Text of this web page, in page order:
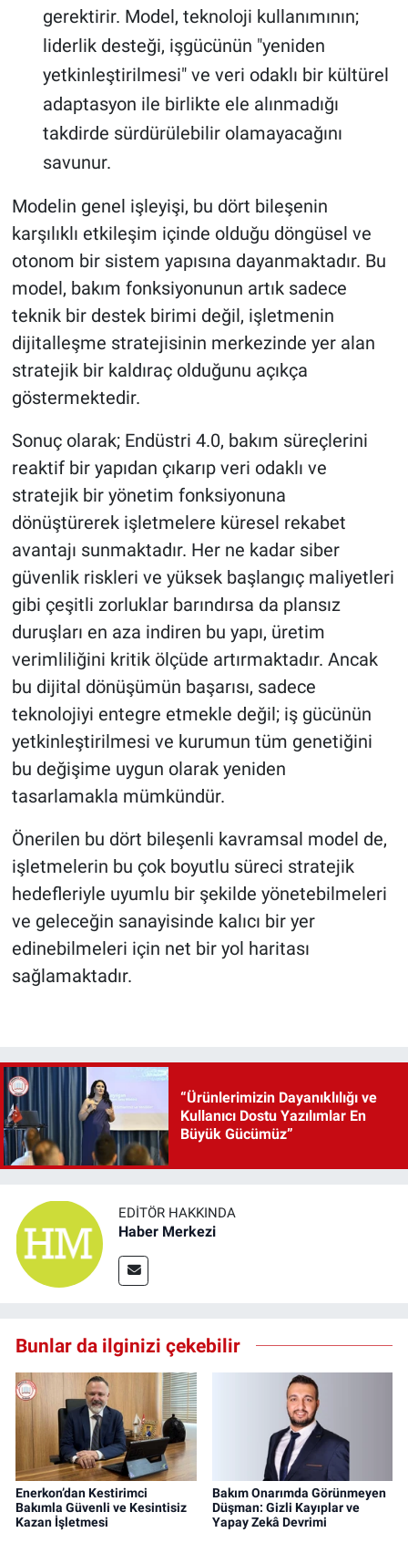
gerektirir. Model, teknoloji kullanımının;
liderlik desteği, işgücünün "yeniden
yetkinleştirilmesi" ve veri odaklı bir kültürel
adaptasyon ile birlikte ele alınmadığı
takdirde sürdürülebilir olamayacağını
savunur.
Modelin genel işleyişi, bu dört bileşenin
karşılıklı etkileşim içinde olduğu döngüsel ve
otonom bir sistem yapısına dayanmaktadır. Bu
model, bakım fonksiyonunun artık sadece
teknik bir destek birimi değil, işletmenin
dijitalleşme stratejisinin merkezinde yer alan
stratejik bir kaldıraç olduğunu açıkça
göstermektedir.
Sonuç olarak; Endüstri 4.0, bakım süreçlerini
reaktif bir yapıdan çıkarıp veri odaklı ve
stratejik bir yönetim fonksiyonuna
dönüştürerek işletmelere küresel rekabet
avantajı sunmaktadır. Her ne kadar siber
güvenlik riskleri ve yüksek başlangıç maliyetleri
gibi çeşitli zorluklar barındırsa da plansız
duruşları en aza indiren bu yapı, üretim
verimliliğini kritik ölçüde artırmaktadır. Ancak
bu dijital dönüşümün başarısı, sadece
teknolojiyi entegre etmekle değil; iş gücünün
yetkinleştirilmesi ve kurumun tüm genetiğini
bu değişime uygun olarak yeniden
tasarlamakla mümkündür.
Önerilen bu dört bileşenli kavramsal model de,
işletmelerin bu çok boyutlu süreci stratejik
hedefleriyle uyumlu bir şekilde yönetebilmeleri
ve geleceğin sanayisinde kalıcı bir yer
edinebilmeleri için net bir yol haritası
sağlamaktadır.
“Ürünlerimizin Dayanıklılığı ve
Kullanıcı Dostu Yazılımlar En
Büyük Gücümüz”
EDITÖR HAKKINDA
Haber Merkezi
Bunlar da ilginizi çekebilir
Enerkon’dan Kestirimci
Bakımla Güvenli ve Kesintisiz
Kazan İşletmesi
Bakım Onarımda Görünmeyen
Düşman: Gizli Kayıplar ve
Yapay Zekâ Devrimi